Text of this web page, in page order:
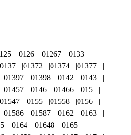
0126 01267
0133
0137 01372 01374
01377
01397 01398 0142
0143
01457 0146 01466
015
01547 0155 01558
0156
01586 01587 0162
0163
0164 01648
0165